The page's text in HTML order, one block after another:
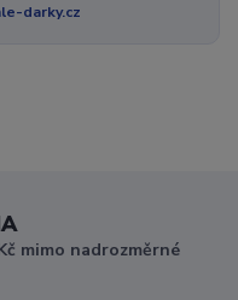
darky.cz
mimo nadrozměrné